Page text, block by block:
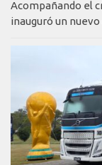
Acompañando el
inauguró un